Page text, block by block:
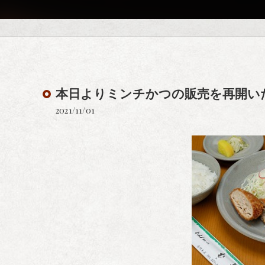
本日よりミンチかつの販売を再開い
2021/11/01